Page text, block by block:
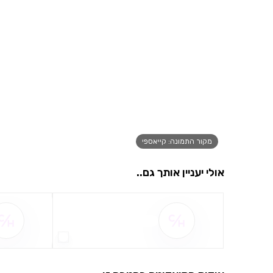
מקור התמונה: קייאספי
אולי יעניין אותך גם..